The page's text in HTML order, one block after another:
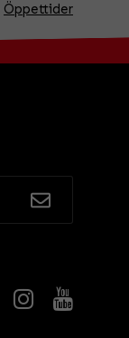
Öppettider